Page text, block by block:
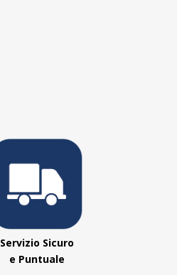
Servizio Sicuro
e Puntuale